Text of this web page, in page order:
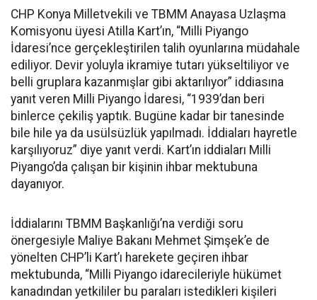
CHP Konya Milletvekili ve TBMM Anayasa Uzlaşma
Komisyonu üyesi Atilla Kart’ın, “Milli Piyango
İdaresi’nce gerçekleştirilen talih oyunlarına müdahale
ediliyor. Devir yoluyla ikramiye tutarı yükseltiliyor ve
belli gruplara kazanmışlar gibi aktarılıyor” iddiasına
yanıt veren Milli Piyango İdaresi, “1939’dan beri
binlerce çekiliş yaptık. Bugüne kadar bir tanesinde
bile hile ya da usülsüzlük yapılmadı. İddiaları hayretle
karşılıyoruz” diye yanıt verdi. Kart’ın iddiaları Milli
Piyango’da çalışan bir kişinin ihbar mektubuna
dayanıyor.
İddialarını TBMM Başkanlığı’na verdiği soru
önergesiyle Maliye Bakanı Mehmet Şimşek’e de
yönelten CHP’li Kart’ı harekete geçiren ihbar
mektubunda, “Milli Piyango idarecileriyle hükümet
kanadından yetkililer bu paraları istedikleri kişileri